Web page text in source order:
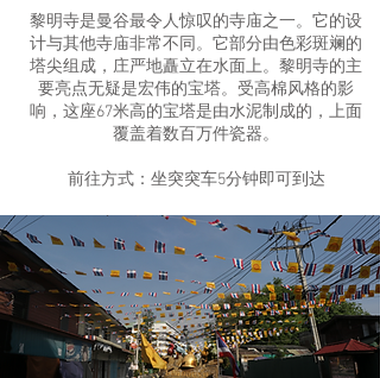
黎明寺是曼谷最令人惊叹的寺庙之一。它的设
计与其他寺庙非常不同。它部分由色彩斑斓的
塔尖组成，庄严地矗立在水面上。黎明寺的主
要亮点无疑是宏伟的宝塔。受高棉风格的影
响，这座67米高的宝塔是由水泥制成的，上面
覆盖着数百万件瓷器。
前往方式：坐突突车5分钟即可到达